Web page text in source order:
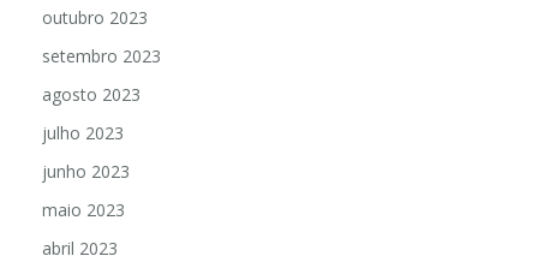
outubro 2023
setembro 2023
agosto 2023
julho 2023
junho 2023
maio 2023
abril 2023